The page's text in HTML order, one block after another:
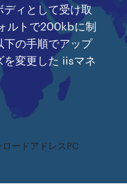
ィとして受け取
ルトで200kbに制
の手順でアップ
を変更した iisマネ
ードアドレスPC